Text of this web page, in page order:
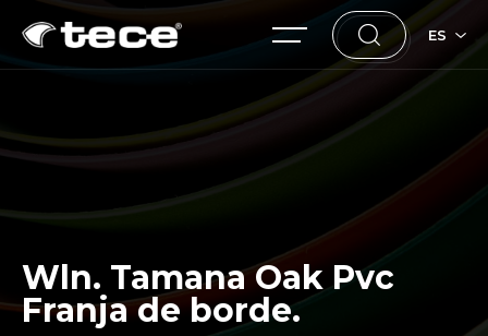
ES
Wln. Tamana Oak Pvc
Franja de borde.